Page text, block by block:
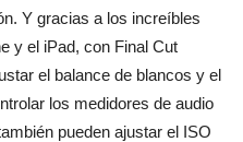
Y gracias a los increíbles
y el iPad, con Final Cut
el balance de blancos y el
los medidores de audio
pueden ajustar el ISO